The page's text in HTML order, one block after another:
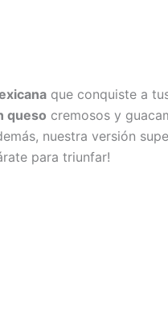
que conquiste a
queso cremosos y
nuestra versión
para triunfar!